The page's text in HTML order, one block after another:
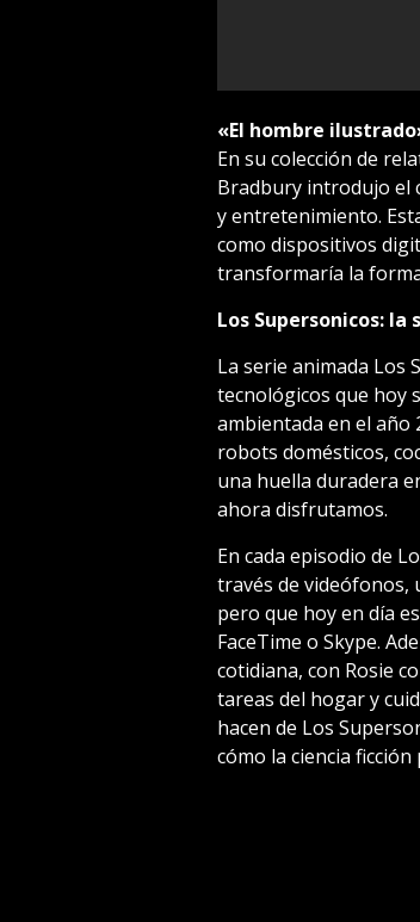
«El hombre
En su colección de
Bradbury introdujo el
y entretenimiento.
como dispositivos
transformaría la
Los Supersonicos:
La serie animada Los
tecnológicos que hoy
ambientada en el año
robots domésticos,
una huella duradera
ahora disfrutamos.
En cada episodio de
través de videófonos,
pero que hoy en día
FaceTime o Skype.
cotidiana, con Rosie
tareas del hogar y
hacen de Los
cómo la ciencia